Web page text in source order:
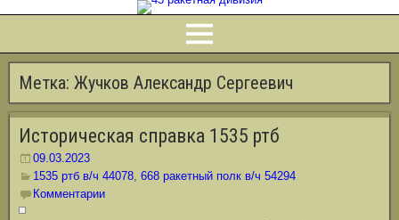
Метка: Жучков Александр Сергеевич
Историческая справка 1535 ртб
09.03.2023
1535 ртб в/ч 44078, 668 ракетный полк в/ч 54294
Комментарии